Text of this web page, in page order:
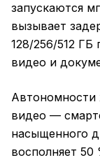
запускаются
вызывает
128/256/512 ГБ
видео и
Автономности
видео —
насыщенного
восполняет